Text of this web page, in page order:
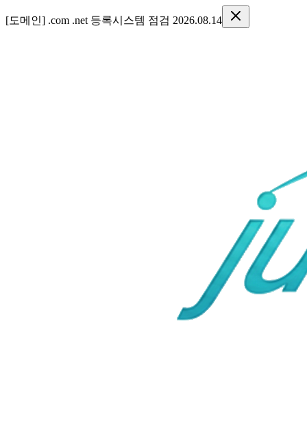
[도메인] .com .net 등록시스템 점검 2026.08.14